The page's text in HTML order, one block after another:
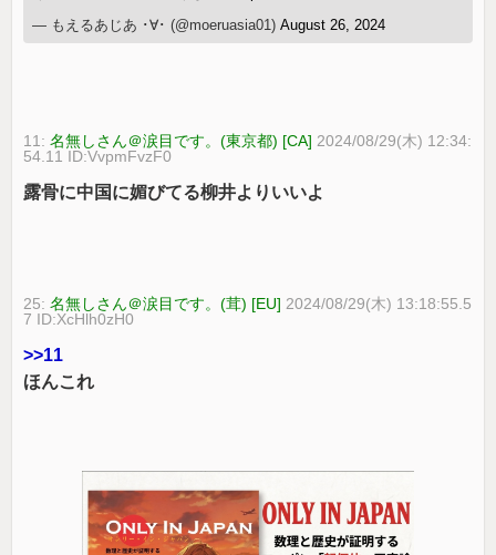
— もえるあじあ ･∀･ (@moeruasia01)August 26, 2024
11:名無しさん＠涙目です。(東京都) [CA] 2024/08/29(木) 12:34:
54.11 ID:VvpmFvzF0
露骨に中国に媚びてる柳井よりいいよ
25:名無しさん＠涙目です。(茸) [EU] 2024/08/29(木) 13:18:55.5
7 ID:XcHlh0zH0
>>11
ほんこれ